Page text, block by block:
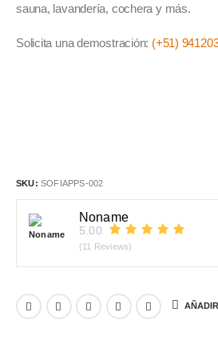
sauna, lavandería, cochera y más.
Solicita una demostración: (+51)
SKU: SOFIAPPS-002
Noname
5.00
(11 Reviews)